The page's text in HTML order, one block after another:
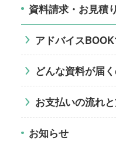
資料請求・お見積り
アドバイス
どんな資料が届く
お支払いの流れ
お知らせ